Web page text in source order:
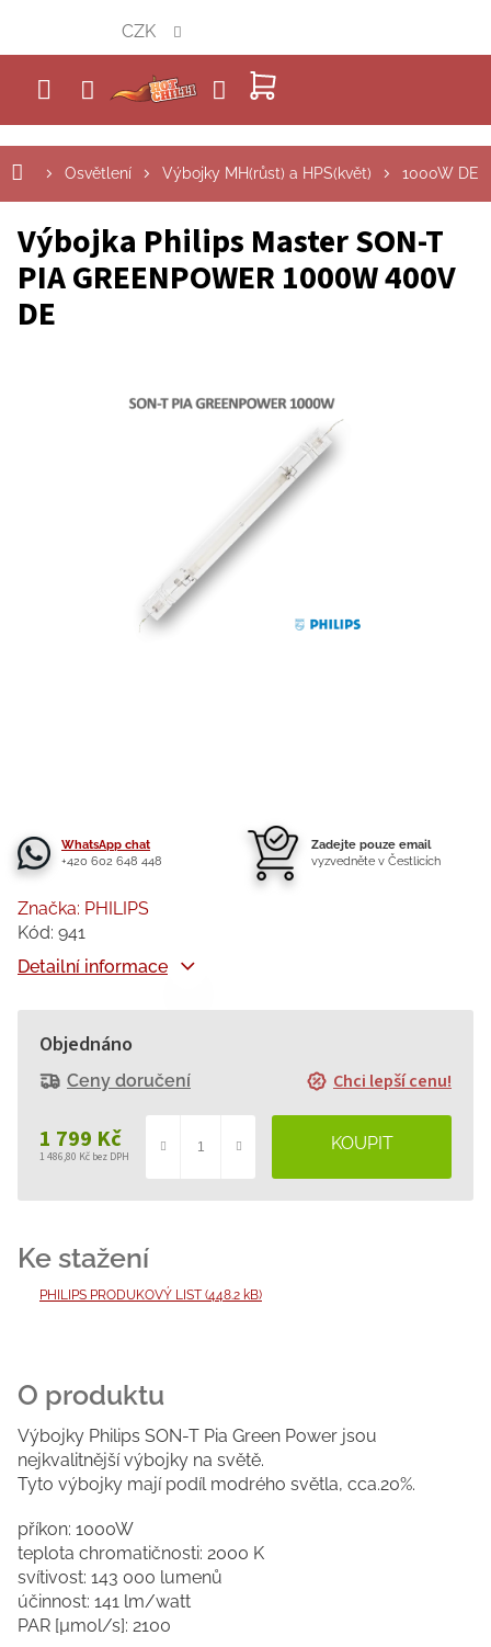
obsah
NÁKUPNÍ
KOŠÍK
CZK
Osvětlení Výbojky MH(růst) a HPS(květ) 1000W DE
Výbojka Philips Master SON-T
PIA GREENPOWER 1000W 400V
DE
WhatsApp chat
+420 602 648 448
Zadejte pouze email
vyzvedněte v Čestlicích
1 799 Kč
1 486,80 Kč bez DPH
cena:
Objednáno
Ceny doručení Chci lepší cenu!
Detailní informace
Značka: PHILIPS
Kód: 941
PHILIPS PRODUKOVÝ LIST (448.2 kB)
Výbojky Philips SON-T Pia Green Power jsou
nejkvalitnější výbojky na světě.
Tyto výbojky mají podíl modrého světla, cca.20%.
příkon: 1000W
teplota chromatičnosti: 2000 K
svítivost: 143 000 lumenů
účinnost: 141 lm/watt
PAR [µmol/s]: 2100